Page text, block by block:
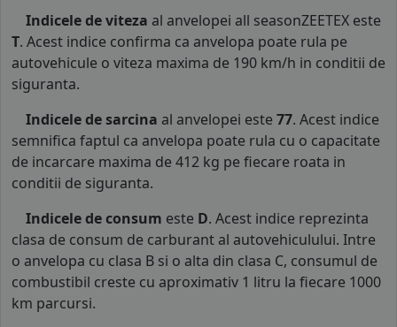
Indicele de viteza al anvelopei all seasonZEETEX este
T. Acest indice confirma ca anvelopa poate rula pe
autovehicule o viteza maxima de 190 km/h in conditii de
siguranta.
Indicele de sarcina al anvelopei este 77. Acest indice
semnifica faptul ca anvelopa poate rula cu o capacitate
de incarcare maxima de 412 kg pe fiecare roata in
conditii de siguranta.
Indicele de consum este D. Acest indice reprezinta
clasa de consum de carburant al autovehiculului. Intre
o anvelopa cu clasa B si o alta din clasa C, consumul de
combustibil creste cu aproximativ 1 litru la fiecare 1000
km parcursi.